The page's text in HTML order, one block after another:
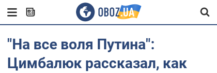
"На все воля Путина":
Цимбалюк рассказал, как